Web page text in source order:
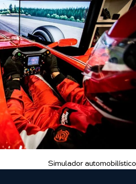
Simulador automobilístico